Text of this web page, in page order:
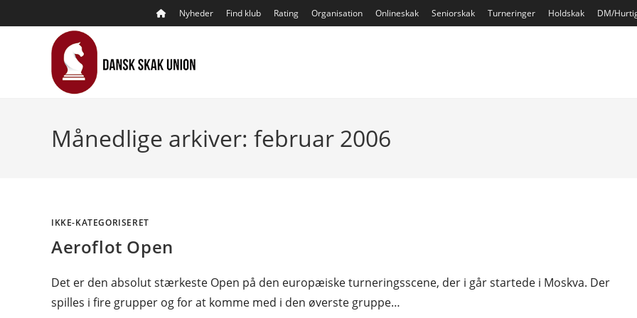
to
Nyheder Find klub Rating Organisation Onlineskak Seniorskak Turneringer Holdskak DM/
Månedlige arkiver: februar 2006
IKKE-KATEGORISERET
Aeroflot Open
Det er den absolut stærkeste Open på den europæiske turneringsscene, der i går startede i Moskva. Der
spilles i fire grupper og for at komme med i den øverste gruppe…